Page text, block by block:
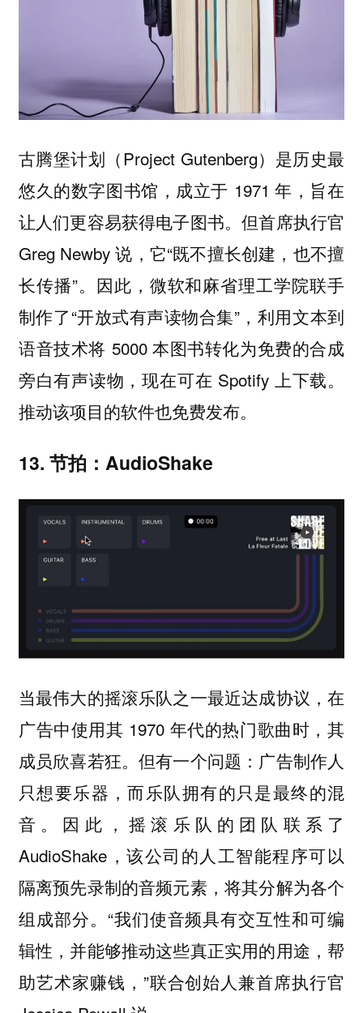
古腾堡计划（Project Gutenberg）是历史最
悠久的数字图书馆，成立于 1971 年，旨在
让人们更容易获得电子图书。但首席执行官
Greg Newby 说，它“既不擅长创建，也不擅
长传播”。因此，微软和麻省理工学院联手
制作了“开放式有声读物合集”，利用文本到
语音技术将 5000 本图书转化为免费的合成
旁白有声读物，现在可在 Spotify 上下载。
推动该项目的软件也免费发布。
13. 节拍：AudioShake
当最伟大的摇滚乐队之一最近达成协议，在
广告中使用其 1970 年代的热门歌曲时，其
成员欣喜若狂。但有一个问题：广告制作人
只想要乐器，而乐队拥有的只是最终的混
音。因此，摇滚乐队的团队联系了
AudioShake，该公司的人工智能程序可以
隔离预先录制的音频元素，将其分解为各个
组成部分。“我们使音频具有交互性和可编
辑性，并能够推动这些真正实用的用途，帮
助艺术家赚钱，”联合创始人兼首席执行官